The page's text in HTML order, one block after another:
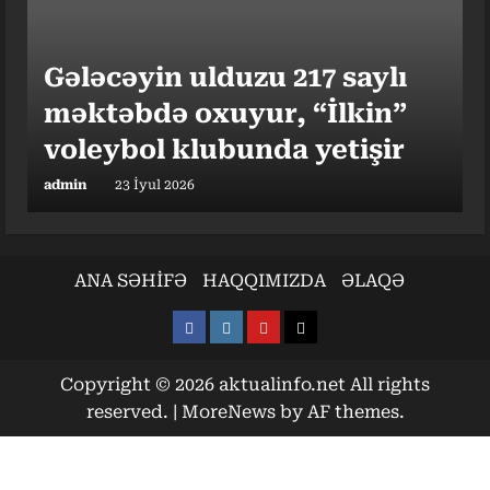
Eşitmənin yaxşılaşması ilə
admin 09 İyul 2026
admin 23 İyun 2026
“Odun qorunduğu yer”,
maqlar yurdu… – İngilis
admin 12 May 2026
Gələcəyin ulduzu 217 saylı
məktəbdə oxuyur, “İlkin”
voleybol klubunda yetişir
admin 23 İyul 2026
“Bavariya” Harri Keynlə
bağlı qərar verdi
ANA SƏHİFƏ HAQQIMIZDA ƏLAQƏ
FacebookInstagram
Youtube
X
Copyright © 2026 aktualinfo.net All rights
reserved.
MoreNewsby AF themes.